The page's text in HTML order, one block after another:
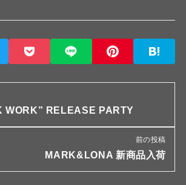
WORK” RELEASE PARTY
前の投稿
MARK&LONA 新商品入荷